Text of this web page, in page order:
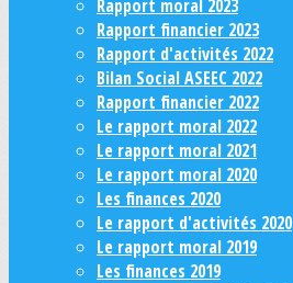
Rapport moral 2023
Rapport financier 2023
Rapport d'activités 2022
Bilan Social ASEEC 2022
Rapport financier 2022
Le rapport moral 2022
Le rapport moral 2021
Le rapport moral 2020
Les finances 2020
Le rapport d'activités 2020
Le rapport moral 2019
Les finances 2019